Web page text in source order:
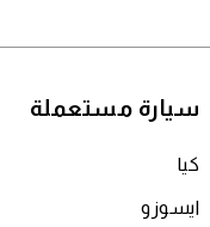
سيارة مستعملة
كيا
ايسوزو